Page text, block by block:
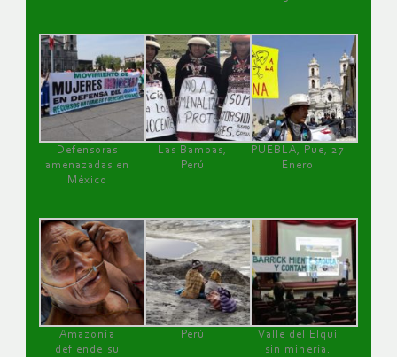
Defensoras
amenazadas en
México
Las Bambas,
Perú
PUEBLA, Pue, 27
Enero
Amazonía
defiende su
Perú
Valle del Elqui
sin minería.